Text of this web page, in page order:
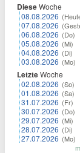
DieseWoche
08.08.2026
07.08.2026
06.08.2026 (Do)
05.08.2026 (Mi)
04.08.2026 (Di)
03.08.2026 (Mo)
LetzteWoche
02.08.2026 (So)
01.08.2026 (Sa)
31.07.2026 (Fr)
30.07.2026 (Do)
29.07.2026 (Mi)
28.07.2026 (Di)
27.07.2026 (Mo)